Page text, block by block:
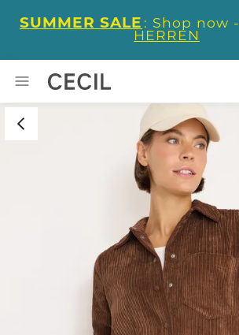
SUMMER SALE : Shop now -
HERREN